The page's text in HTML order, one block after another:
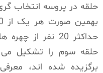
حلقه در پروسه انتخاب
حداکثر 20 نفر
حلقه سوم را تشکیل
برگزیده شده اند،